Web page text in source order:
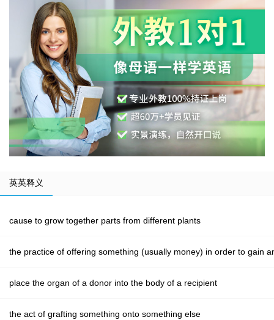
英英释义
cause to grow together parts from different plants
the practice of offering something (usually money) in order to gain
place the organ of a donor into the body of a recipient
the act of grafting something onto something else